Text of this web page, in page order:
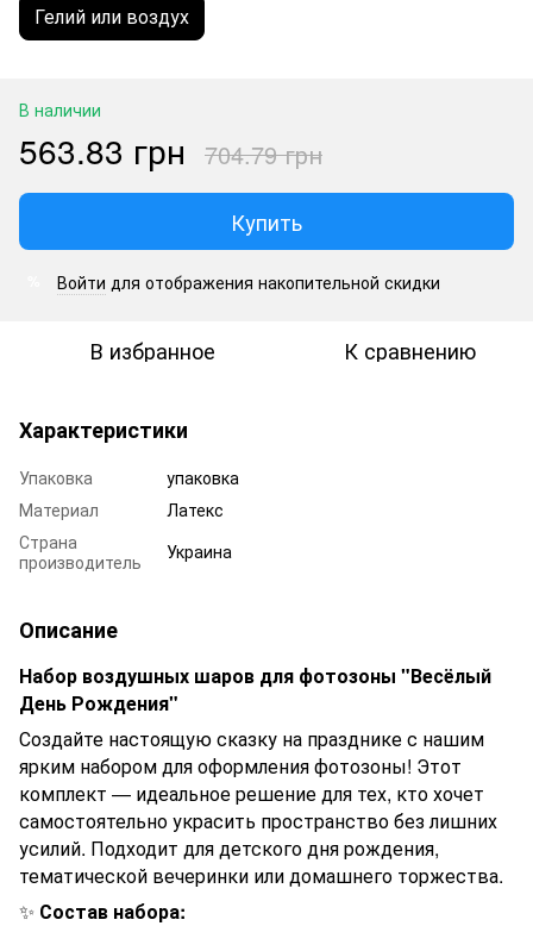
Гелий или воздух
В наличии
563.83 грн 704.79 грн
Купить
Войти для отображения накопительной скидки
В избранное К сравнению
Характеристики
Упаковка
упаковка
Материал
Латекс
Страна
производитель
Украина
Описание
Набор воздушных шаров для фотозоны "Весёлый
День Рождения"
Создайте настоящую сказку на празднике с нашим
ярким набором для оформления фотозоны! Этот
комплект — идеальное решение для тех, кто хочет
самостоятельно украсить пространство без лишних
усилий. Подходит для детского дня рождения,
тематической вечеринки или домашнего торжества.
✨ Состав набора: